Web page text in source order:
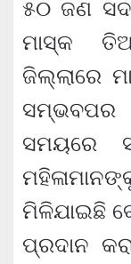
୫୦ ଜଣ
ମାସ୍କ
ଜିଲ୍ଲାରେ
ସମୟରେ
ମିଳିଯାଇଛି
ପ୍ରଦାନ